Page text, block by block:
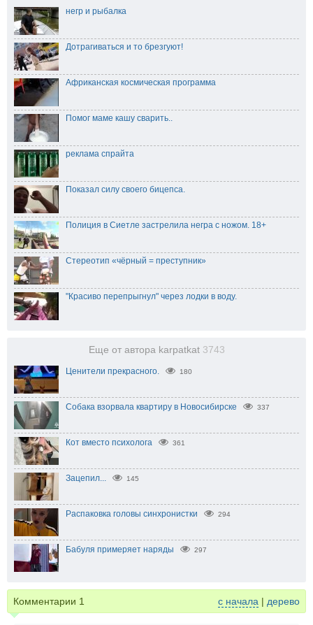
негр и рыбалка
Дотрагиваться и то брезгуют!
Африканская космическая программа
Помог маме кашу сварить..
реклама спрайта
Показал силу своего бицепса.
Полиция в Сиетле застрелила негра с ножом. 18+
Стереотип «чёрный = преступник»
"Красиво перепрыгнул" через лодки в воду.
Еще от автора karpatkat 3743
Ценители прекрасного. 180
Собака взорвала квартиру в Новосибирске 337
Кот вместо психолога 361
Зацепил... 145
Распаковка головы синхронистки 294
Бабуля примеряет наряды 297
Комментарии 1 с начала | дерево